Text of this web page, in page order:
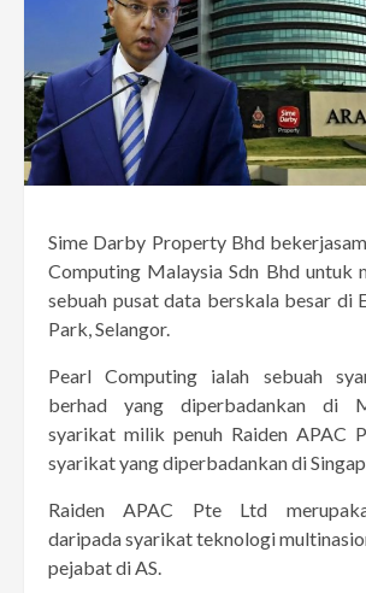
Sime Darby Property Bhd
Computing Malaysia Sdn Bhd untuk
sebuah pusat data berskala besar di
Park, Selangor.
Pearl Computing ialah sebuah
berhad yang diperbadankan di
syarikat milik penuh Raiden APAC
syarikat yang diperbadankan di
Raiden APAC Pte Ltd
daripada syarikat teknologi
pejabat di AS.